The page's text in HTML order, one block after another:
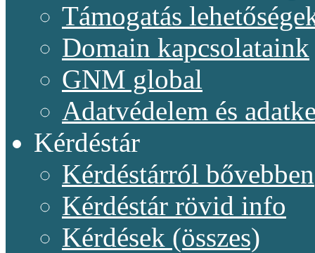
Támogatás
Domain kapcsolataink
GNM global
Adatvédelem és
Kérdéstár
Kérdéstárról bővebben
Kérdéstár rövid info
Kérdések (összes)